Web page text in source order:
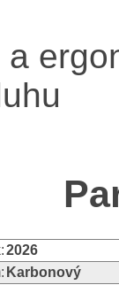
a
2026
Karbonový